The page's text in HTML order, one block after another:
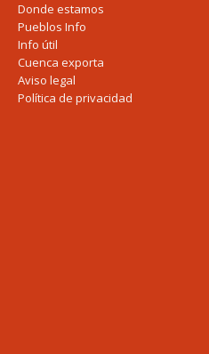
Donde estamos
Pueblos Info
Info útil
Cuenca exporta
Aviso legal
Política de privacidad